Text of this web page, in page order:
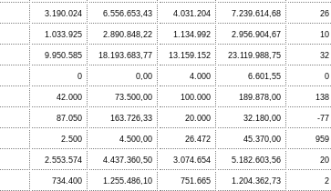
3.190.024 6.556.653,43 4.031.204 7.239.614,68 26
1.033.925 2.890.848,22 1.134.992 2.956.904,67 10
9.950.585 18.193.683,77 13.159.152 23.119.988,75 32
0 0,00 4.000 6.601,55 0
42.000 73.500,00 100.000 189.878,00 138
87.050 163.726,33 20.000 32.180,00 -77
2.500 4.500,00 26.472 45.370,00 959
2.553.574 4.437.360,50 3.074.654 5.182.603,56 20
734.400 1.255.486,10 751.665 1.204.362,73 2